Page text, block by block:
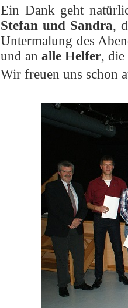
Ein Dank geht
Stefan und Sandra,
Untermalung des
und an alle Helfer, die
Wir freuen uns schon